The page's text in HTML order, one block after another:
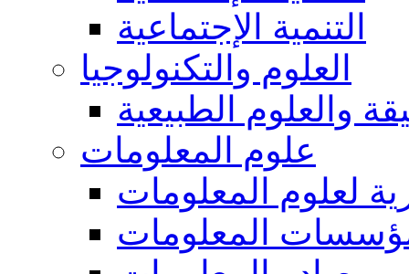
التنمية الإجتماعية
العلوم والتكنولوجيا
والعلوم الطبيعية
علوم المعلومات
لعلوم المعلومات
المعلومات